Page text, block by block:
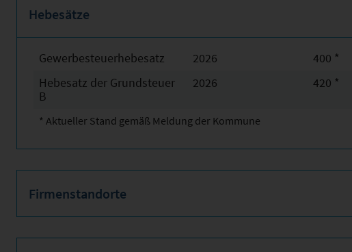
Hebesätze
Gewerbesteuerhebesatz 2026
400 *
Hebesatz der Grundsteuer
B
2026 420 *
* Aktueller Stand gemäß Meldung der Kommune
Firmenstandorte